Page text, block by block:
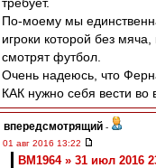
По-моему мы
игроки которой без мяча,
смотрят футбол.
Очень надеюсь, что
КАК нужно себя вести во
впередсмотрящий -
01 авг 2016 13:22
BM1964 » 31 июл 2016